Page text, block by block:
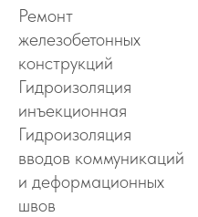
Ремонт
железобетонных
конструкций
Гидроизоляция
инъекционная
Гидроизоляция
вводов коммуникаций
и деформационных
швов